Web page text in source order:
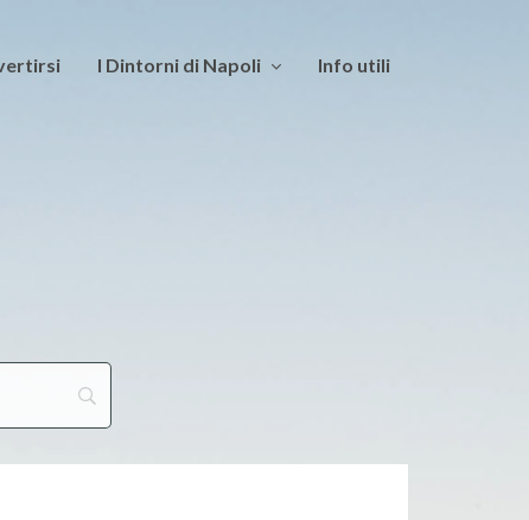
I Dintorni di Napoli Info utili